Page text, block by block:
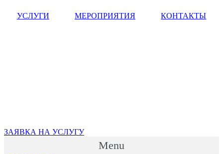
УСЛУГИ МЕРОПРИЯТИЯ КОНТАКТЫ
ЗАЯВКА НА УСЛУГУ
Menu